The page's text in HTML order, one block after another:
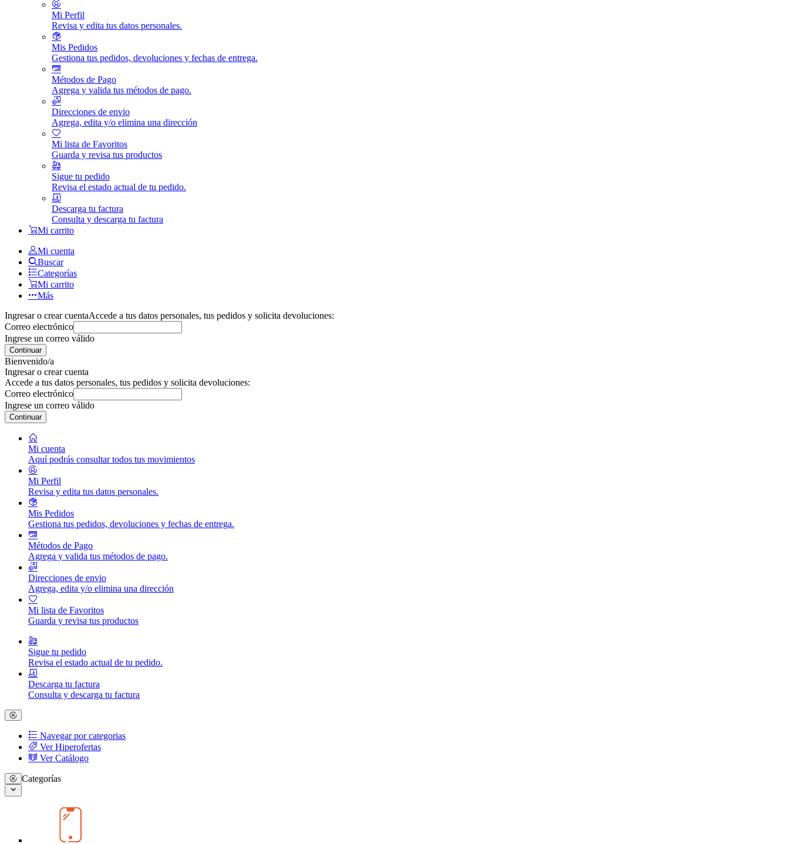
Mi Perfil
Revisa y edita tus datos personales.
Mis Pedidos
Gestiona tus pedidos, devoluciones y fechas de entrega.
Métodos de Pago
Agrega y valida tus métodos de pago.
Direcciones de envio
Agrega, edita y/o elimina una dirección
Mi lista de Favoritos
Guarda y revisa tus productos
Sigue tu pedido
Revisa el estado actual de tu pedido.
Descarga tu factura
Consulta y descarga tu factura
Mi carrito
Mi cuenta
Buscar
Categorías
Mi carrito
Más
Ingresar o crear cuentaAccede a tus datos personales, tus pedidos y solicita devoluciones:
Correo electrónico
Ingrese un correo válido
Continuar
Bienvenido/a
Ingresar o crear cuenta
Accede a tus datos personales, tus pedidos y solicita devoluciones:
Correo electrónico
Ingrese un correo válido
Continuar
Mi cuenta
Aquí podrás consultar todos tus movimientos
Mi Perfil
Revisa y edita tus datos personales.
Mis Pedidos
Gestiona tus pedidos, devoluciones y fechas de entrega.
Métodos de Pago
Agrega y valida tus métodos de pago.
Direcciones de envio
Agrega, edita y/o elimina una dirección
Mi lista de Favoritos
Guarda y revisa tus productos
Sigue tu pedido
Revisa el estado actual de tu pedido.
Descarga tu factura
Consulta y descarga tu factura
Navegar por categorias
Ver Hiperofertas
Ver Catálogo
Categorías